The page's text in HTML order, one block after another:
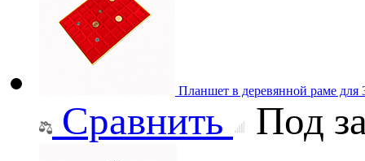
Планшет в деревянной раме
Сравнить Под